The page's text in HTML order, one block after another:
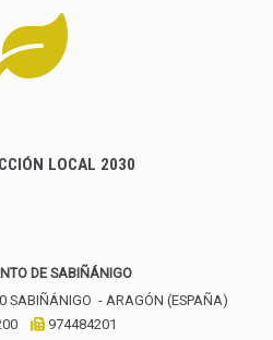
LOCAL 2030
DE SABIÑÁNIGO
SABIÑÁNIGO - ARAGÓN (ESPAÑA)
974484201